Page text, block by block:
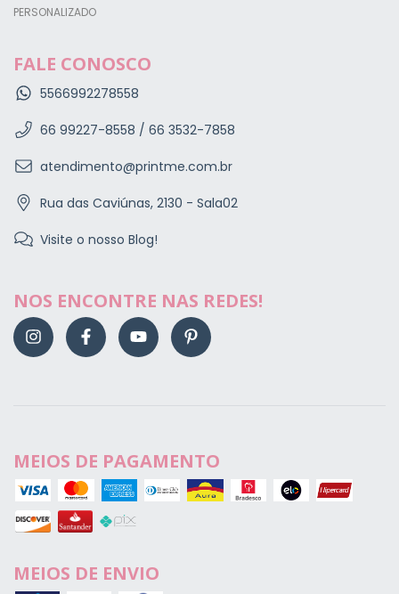
PERSONALIZADO
FALE CONOSCO
5566992278558
66 99227-8558 / 66 3532-7858
atendimento@printme.com.br
Rua das Caviúnas, 2130 - Sala02
Visite o nosso Blog!
NOS ENCONTRE NAS REDES!
MEIOS DE PAGAMENTO
MEIOS DE ENVIO